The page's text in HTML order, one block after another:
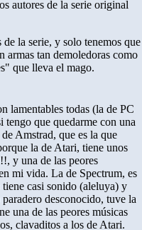
autores de la serie original
la serie, y solo tenemos que
armas tan demoledoras como
que lleva el mago.
lamentables todas (la de PC
que quedarme con una
Amstrad, que es la que
la de Atari, tiene unos
y una de las peores
mi vida. La de Spectrum, es
casi sonido (aleluya) y
desconocido, tuve la
una de las peores músicas
clavaditos a los de Atari.